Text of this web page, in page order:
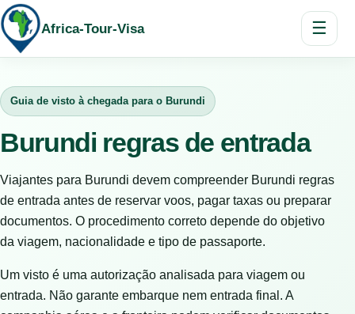
Africa-Tour-Visa ☰
Guia de visto à chegada para o Burundi
Burundi regras de entrada
Viajantes para Burundi devem compreender Burundi regras
de entrada antes de reservar voos, pagar taxas ou preparar
documentos. O procedimento correto depende do objetivo
da viagem, nacionalidade e tipo de passaporte.
Um visto é uma autorização analisada para viagem ou
entrada. Não garante embarque nem entrada final. A